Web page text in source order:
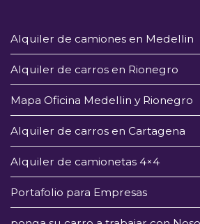
Alquiler de camiones en Medellin
Alquiler de carros en Rionegro
Mapa Oficina Medellin y Rionegro
Alquiler de carros en Cartagena
Alquiler de camionetas 4×4
Portafolio para Empresas